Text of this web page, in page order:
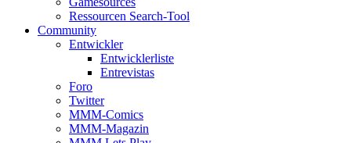
Ressourcen Search-Tool
Community
Entwickler
Entwicklerliste
Entrevistas
Foro
Twitter
MMM-Comics
MMM-Magazin